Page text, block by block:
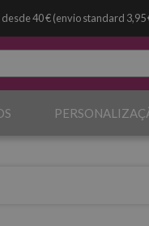
desde 40 € (envio standard 3,95